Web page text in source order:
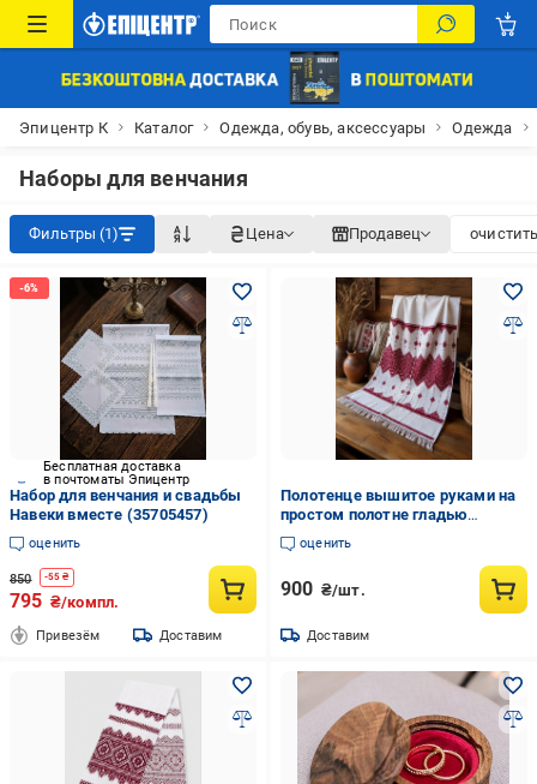
Эпицентр К Каталог Одежда, обувь, аксессуары Одежда
Наборы для венчания
Фильтры (1) Цена Продавец
Бесплатная доставка
в почтоматы Эпицентр
Набор для венчания и свадьбы
Навеки вместе (35705457)
оценить
850 -55 ₴
795 ₴/компл.
Привезём Доставим
Полотенце вышитое руками на
простом полотне гладью
(34767558)
оценить
900 ₴/шт.
Доставим